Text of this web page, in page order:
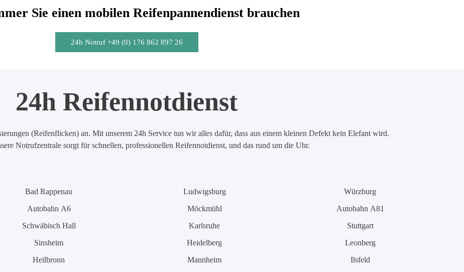
Sie einen mobilen Reifenpannendienst brauchen
24h Notruf +49 (0) 176 862 897 26
24h Reifennotdienst
(Reifenflicken) an. Mit unserem 24h Service tun wir alles dafür, dass aus einem kleinen Defekt kein Elefant wird.
Notrufzentrale sorgt für schnellen, professionellen Reifennotdienst, und das rund um die Uhr.
Bad Rappenau
Autobahn A6
Schwäbisch Hall
Sinsheim
Heilbronn
Ludwigsburg
Möckmühl
Karlsruhe
Heidelberg
Mannheim
Würzburg
Autobahn A81
Stuttgart
Leonberg
Ilsfeld